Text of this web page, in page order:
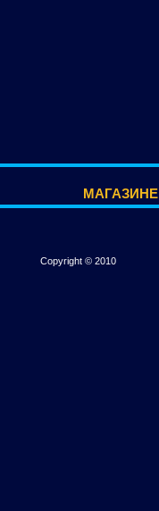
МАГАЗИНЕ
Copyright © 2010